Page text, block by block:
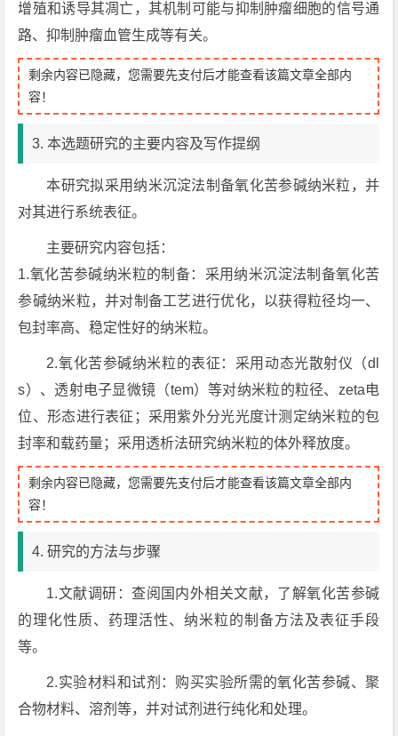
增殖和诱导其凋亡，其机制可能与抑制肿瘤细胞的信号通
路、抑制肿瘤血管生成等有关。
剩余内容已隐藏，您需要先支付后才能查看该篇文章全部内
容！
3. 本选题研究的主要内容及写作提纲
本研究拟采用纳米沉淀法制备氧化苦参碱纳米粒，并
对其进行系统表征。
主要研究内容包括：
1.氧化苦参碱纳米粒的制备：采用纳米沉淀法制备氧化苦
参碱纳米粒，并对制备工艺进行优化，以获得粒径均一、
包封率高、稳定性好的纳米粒。
2.氧化苦参碱纳米粒的表征：采用动态光散射仪（dl
s）、透射电子显微镜（tem）等对纳米粒的粒径、zeta电
位、形态进行表征；采用紫外分光光度计测定纳米粒的包
封率和载药量；采用透析法研究纳米粒的体外释放度。
剩余内容已隐藏，您需要先支付后才能查看该篇文章全部内
容！
4. 研究的方法与步骤
1.文献调研：查阅国内外相关文献，了解氧化苦参碱
的理化性质、药理活性、纳米粒的制备方法及表征手段
等。
2.实验材料和试剂：购买实验所需的氧化苦参碱、聚
合物材料、溶剂等，并对试剂进行纯化和处理。